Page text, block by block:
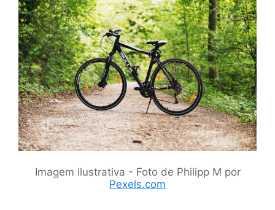
Imagem ilustrativa - Foto de Philipp M por
Pexels.com